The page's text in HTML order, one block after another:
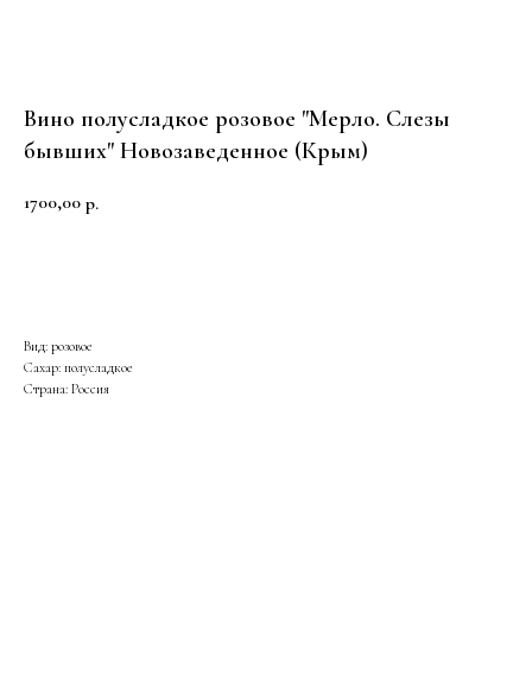
Вино полусладкое розовое "Мерло. Слезы
бывших" Новозаведенное (Крым)
1700,00 р.
Вид: розовое
Сахар: полусладкое
Страна: Россия